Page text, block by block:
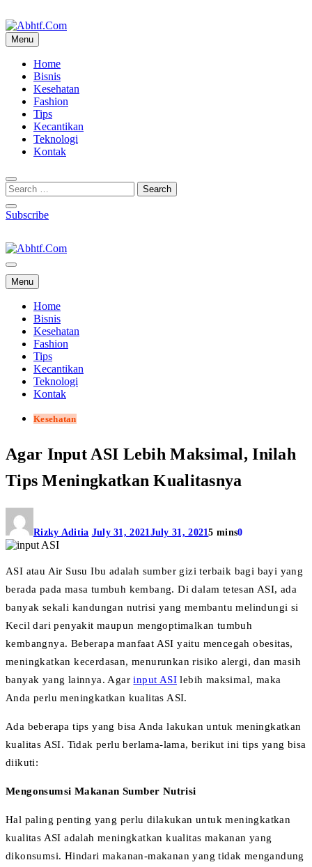
to
content
Menu
Home
Bisnis
Kesehatan
Fashion
Tips
Kecantikan
Teknologi
Kontak
Subscribe
Abhtf.Com
Menu
Home
Bisnis
Kesehatan
Fashion
Tips
Kecantikan
Teknologi
Kontak
Kesehatan
Agar Input ASI Lebih Maksimal, Inilah
Tips Meningkatkan Kualitasnya
Rizky Aditia July 31, 2021 July 31, 20215 mins0
ASI atau Air Susu Ibu adalah sumber gizi terbaik bagi bayi yang
berada pada masa tumbuh kembang. Di dalam tetesan ASI, ada
banyak sekali kandungan nutrisi yang membantu melindungi si
Kecil dari penyakit maupun mengoptimalkan tumbuh
kembangnya. Beberapa manfaat ASI yaitu mencegah obesitas,
meningkatkan kecerdasan, menurunkan risiko alergi, dan masih
banyak yang lainnya. Agarinput ASI lebih maksimal, maka
Anda perlu meningkatkan kualitas ASI.
Ada beberapa tips yang bisa Anda lakukan untuk meningkatkan
kualitas ASI. Tidak perlu berlama-lama, berikut ini tips yang bisa
diikuti:
Mengonsumsi Makanan Sumber Nutrisi
Hal paling penting yang perlu dilakukan untuk meningkatkan
kualitas ASI adalah meningkatkan kualitas makanan yang
dikonsumsi. Hindari makanan-makanan yang tidak mengandung